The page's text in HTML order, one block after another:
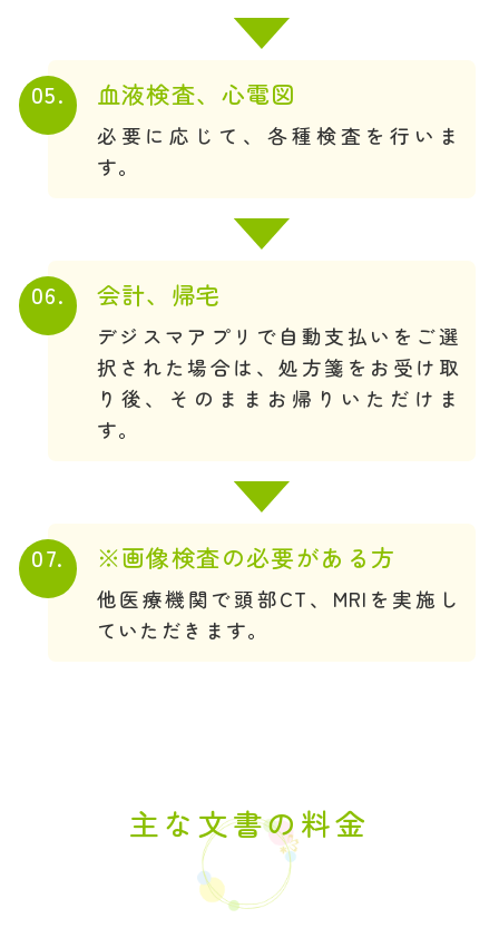
05. 血液検査、心電図
必要に応じて、各種検査を行いま
す。
06. 会計、帰宅
デジスマアプリで自動支払いをご選
択された場合は、処方箋をお受け取
り後、そのままお帰りいただけま
す。
07. ※画像検査の必要がある方
他医療機関で頭部CT、MRIを実施し
ていただきます。
主な文書の料金